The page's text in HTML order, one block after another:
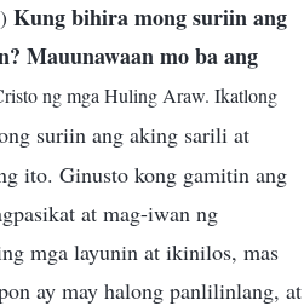
Kung bihira mong suriin ang
Mauunawaan mo ba ang
ng mga Huling Araw. Ikatlong
suriin ang aking sarili at
ito. Ginusto kong gamitin ang
at mag-iwan ng
mga layunin at ikinilos, mas
ay may halong panlilinlang, at